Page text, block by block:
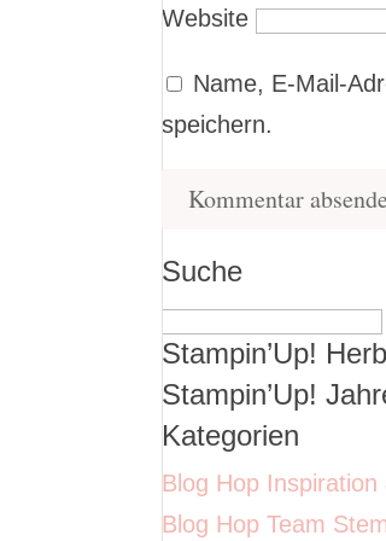
Website
Name, E-Mail-
speichern.
Suche
Suchen
nach:
Stampin’Up!
Stampin’Up!
Kategorien
Blog Hop Inspiration
Blog Hop Team